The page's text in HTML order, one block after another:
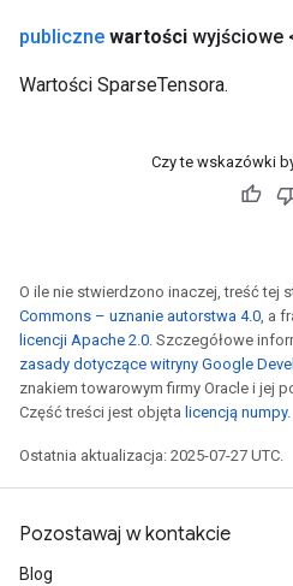
publiczne wartości wyjściowe
Wartości SparseTensora.
Czy te wskazówki
O ile nie stwierdzono inaczej, treść tej
Commons – uznanie autorstwa 4.0, a
licencji Apache 2.0. Szczegółowe
zasady dotyczące witryny Google
znakiem towarowym firmy Oracle i jej
Część treści jest objęta licencją numpy.
Ostatnia aktualizacja: 2025-07-27 UTC.
Pozostawaj w kontakcie
Blog